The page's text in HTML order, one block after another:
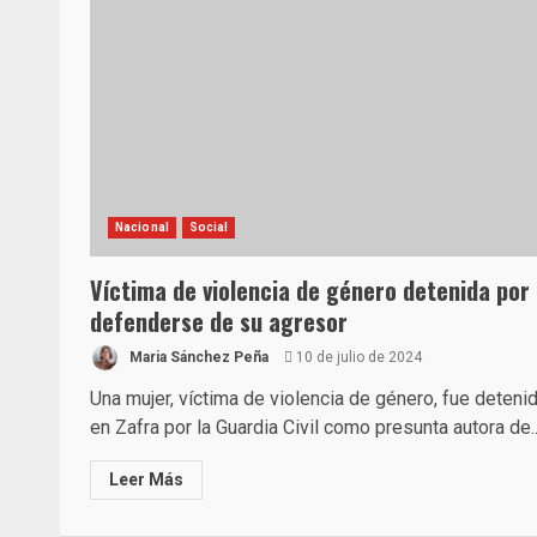
Nacional Social
Víctima de violencia de género detenida por
defenderse de su agresor
Maria Sánchez Peña 10 de julio de 2024
Una mujer, víctima de violencia de género, fue
en Zafra por la Guardia Civil como presunta autora
Leer Más